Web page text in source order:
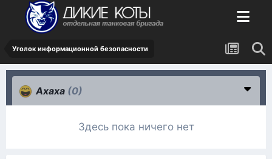
Уголок информационной безопасности
Ахаха (0)
Здесь пока ничего нет